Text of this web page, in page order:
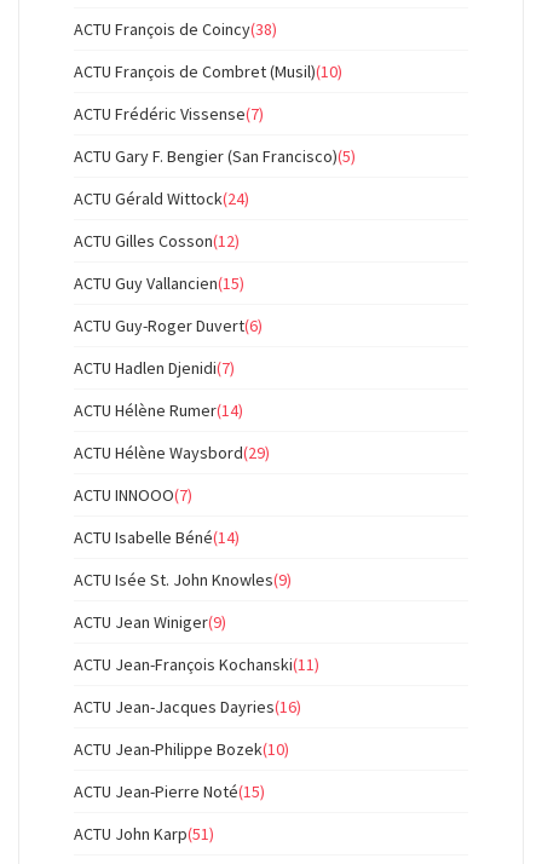
ACTU François de Coincy(38)
ACTU François de Combret (Musil)(10)
ACTU Frédéric Vissense(7)
ACTU Gary F. Bengier (San Francisco)(5)
ACTU Gérald Wittock(24)
ACTU Gilles Cosson(12)
ACTU Guy Vallancien(15)
ACTU Guy-Roger Duvert(6)
ACTU Hadlen Djenidi(7)
ACTU Hélène Rumer(14)
ACTU Hélène Waysbord(29)
ACTU INNOOO(7)
ACTU Isabelle Béné(14)
ACTU Isée St. John Knowles(9)
ACTU Jean Winiger(9)
ACTU Jean-François Kochanski(11)
ACTU Jean-Jacques Dayries(16)
ACTU Jean-Philippe Bozek(10)
ACTU Jean-Pierre Noté(15)
ACTU John Karp(51)